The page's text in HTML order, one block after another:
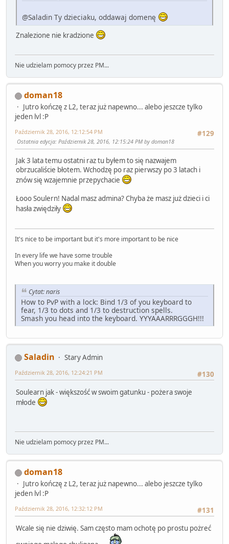
@Saladin Ty dzieciaku, oddawaj domenę
Znalezione nie kradzione
Nie udzielam pomocy przez PM...
doman18
Jutro kończę z L2, teraz już napewno... alebo jeszcze tylko
jeden lvl :P
#129
Październik 28, 2016, 12:12:54 PM
Ostatnia edycja: Październik 28, 2016, 12:15:24 PM by doman18
Jak 3 lata temu ostatni raz tu byłem to się nazwajem
obrzucaliście błotem. Wchodzę po raz pierwszy po 3 latach i
znów się wzajemnie przepychacie
Łooo Soulern! Nadal masz admina? Chyba że masz już dzieci i ci
hasła zwiędziły
It's nice to be important but it's more important to be nice
In every life we have some trouble
When you worry you make it double
Cytat: naris
How to PvP with a lock: Bind 1/3 of you keyboard to
fear, 1/3 to dots and 1/3 to destruction spells.
Smash you head into the keyboard. YYYAAARRRGGGH!!!
Saladin
Stary Admin
#130
Październik 28, 2016, 12:24:21 PM
Soulearn jak - większość w swoim gatunku - pożera swoje
młode
Nie udzielam pomocy przez PM...
doman18
Jutro kończę z L2, teraz już napewno... alebo jeszcze tylko
jeden lvl :P
#131
Październik 28, 2016, 12:32:12 PM
Wcale się nie dziwię. Sam często mam ochotę po prostu pożreć